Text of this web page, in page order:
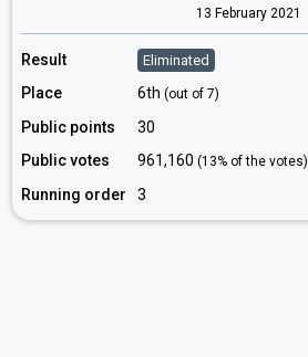
13 February 2021
Result Eliminated
Place 6th (out of 7)
Public points
30
Public votes
961,160 (13% of the votes)
Running order 3